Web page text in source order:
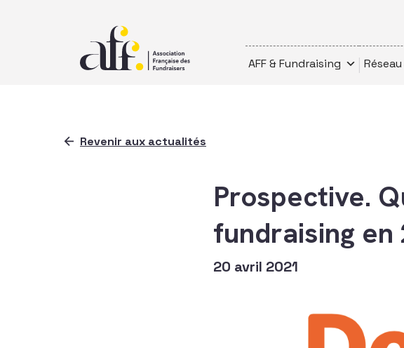
AFF & Fundraising Réseau
Revenir aux actualités
Prospective.
fundraising en
20 avril 2021